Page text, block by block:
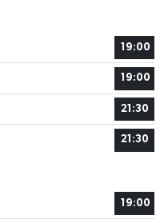
19:00
19:00
21:30
21:30
19:00